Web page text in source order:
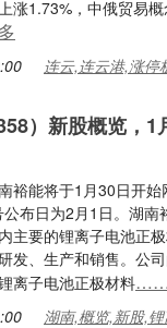
涨1.73%，中俄贸易
连云,连云港,涨停
）新股概览，1
裕能将于1月30日开
布日为2月1日。湖南
主要的锂离子电池正
发、生产和销售。公
离子电池正极材料……
湖南,概览,新股,